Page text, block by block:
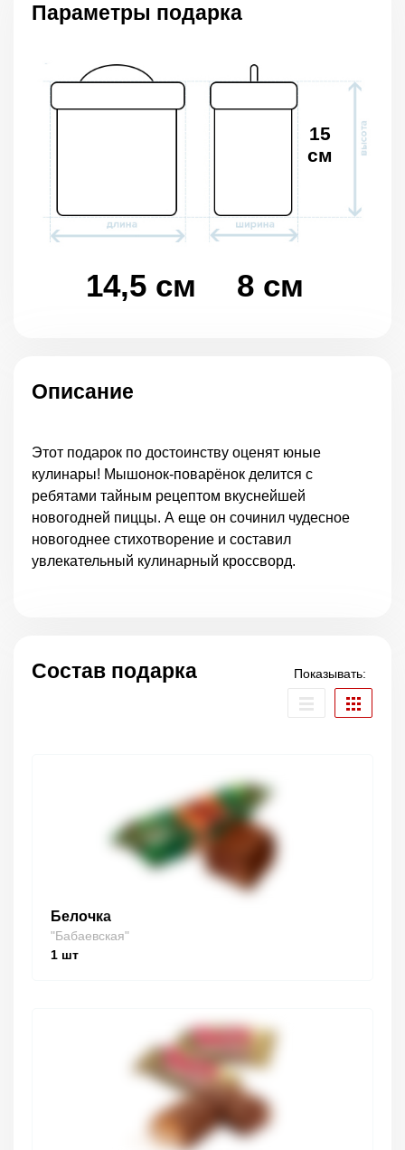
Параметры подарка
14,5 см 8 см
15
см
Описание
Этот подарок по достоинству оценят юные
кулинары! Мышонок-поварёнок делится с
ребятами тайным рецептом вкуснейшей
новогодней пиццы. А еще он сочинил чудесное
новогоднее стихотворение и составил
увлекательный кулинарный кроссворд.
Состав подарка Показывать:
Белочка
"Бабаевская"
1 шт